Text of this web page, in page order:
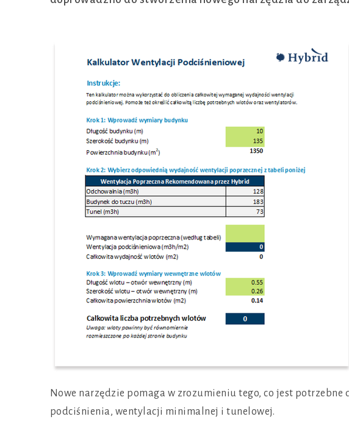
Nowe narzędzie pomaga w zrozumieniu tego, co jest potrzebne
podciśnienia, wentylacji minimalnej i tunelowej.